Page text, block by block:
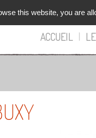
ACCUEIL |
this website, you are